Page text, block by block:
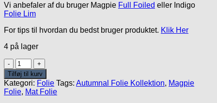
Vi anbefaler af du bruger Magpie Full Foiled eller Indigo
Folie Lim
For tips til hvordan du bedst bruger produktet. Klik Her
4 på lager
Simba
Folie
antal
Tilføj til kurv
Kategori: Folie Tags: Autumnal Folie Kollektion, Magpie
Folie, Mat Folie